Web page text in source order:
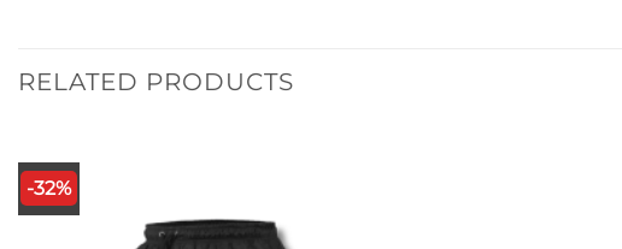
RELATED PRODUCTS
-32%